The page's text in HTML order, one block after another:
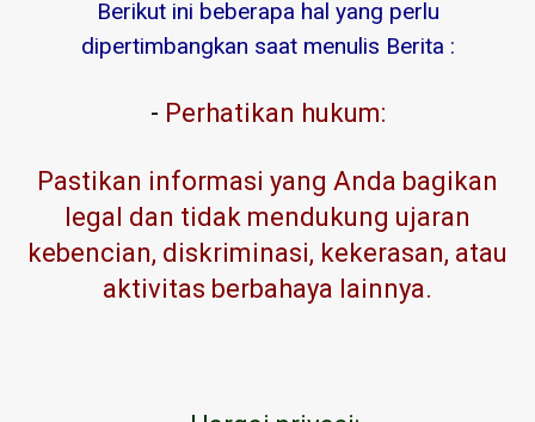
Berikut ini beberapa hal yang perlu
dipertimbangkan saat menulis Berita :
- Perhatikan hukum:
Pastikan informasi yang Anda bagikan
legal dan tidak mendukung ujaran
kebencian, diskriminasi, kekerasan, atau
aktivitas berbahaya lainnya.